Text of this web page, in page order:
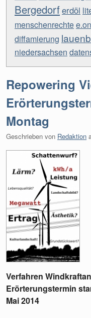
Bergedorferdöl
menschenrechtee.on
diffamierung
niedersachsen
Repowering
Montag
Geschrieben von Redaktion
Verfahren
Erörterungstermin
Mai 2014